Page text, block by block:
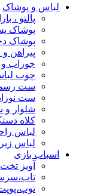
لباس و پوشاک
پالتو ،
پوشاک
پوشاک
پیراهن
جوراب
چوب
ست
ست
شلوار
کلاه
لباس
لباس زیر
اسباب بازی
آویز